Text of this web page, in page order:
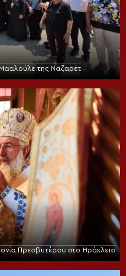
της Ναζαρέτ
Πρεσβυτέρου στο Ηράκλειο